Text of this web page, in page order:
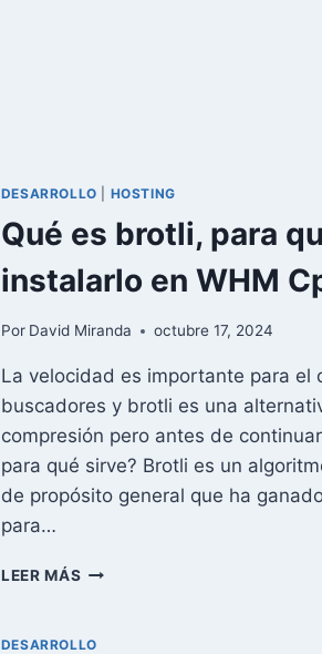
DESARROLLO HOSTING
Qué es brotli, para
instalarlo en WHM
Por David Miranda octubre 17, 2024
La velocidad es importante para el
buscadores y brotli es una
compresión pero antes de
para qué sirve? Brotli es un
de propósito general que ha
para…
LEER MÁS QUÉ
PARA
DESARROLLO